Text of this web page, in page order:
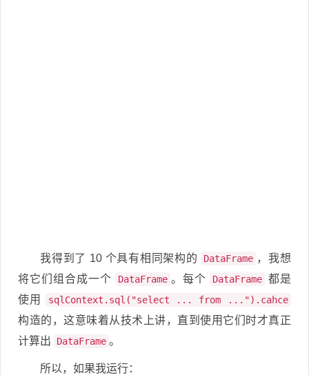
我得到了 10 个具有相同架构的 DataFrame ，我想
将它们组合成一个
DataFrame 。每个 DataFrame 都是
使用
sqlContext.sql("select ... from ...").cahce
构造的，这意味着从技术上讲，直到使用它们时才真正
计算出
DataFrame 。
所以，如果我运行：